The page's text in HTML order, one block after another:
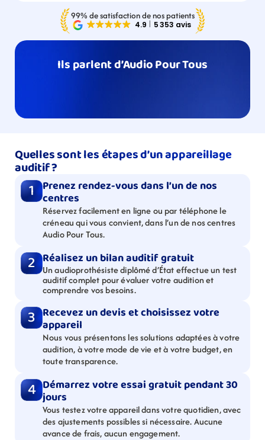
99% de satisfaction de nos patients
Ils parlent d’Audio Pour Tous
Quelles sont les étapes d’un appareillage
auditif ?
1 Prenez rendez-vous dans l’un de nos
centres
Réservez facilement en ligne ou par téléphone le
créneau qui vous convient, dans l’un de nos centres
Audio Pour Tous.
2 Réalisez un bilan auditif gratuit
Un audioprothésiste diplômé d’État effectue un test
auditif complet pour évaluer votre audition et
comprendre vos besoins.
3 Recevez un devis et choisissez votre
appareil
Nous vous présentons les solutions adaptées à votre
audition, à votre mode de vie et à votre budget, en
toute transparence.
4 Démarrez votre essai gratuit pendant 30
jours
Vous testez votre appareil dans votre quotidien, avec
des ajustements possibles si nécessaire. Aucune
avance de frais, aucun engagement.